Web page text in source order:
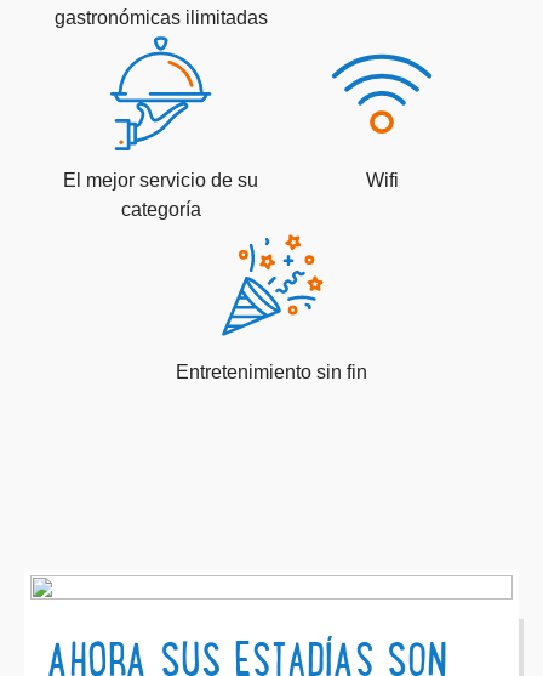
gastronómicas ilimitadas
El mejor servicio de su
categoría
Wifi
Entretenimiento sin fin